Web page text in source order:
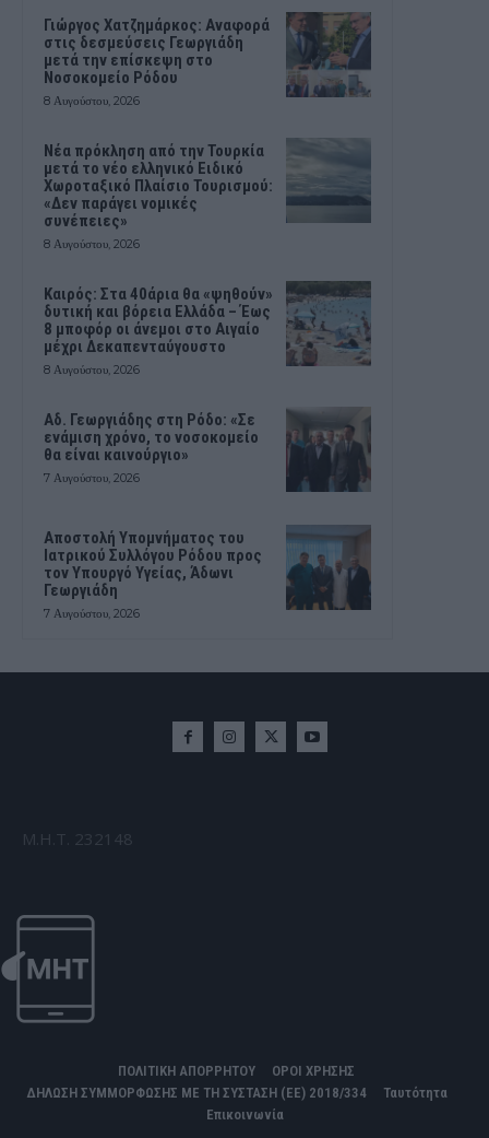
Γιώργος Χατζημάρκος: Αναφορά
στις δεσμεύσεις Γεωργιάδη
μετά την επίσκεψη στο
Νοσοκομείο Ρόδου
8 Αυγούστου, 2026
Νέα πρόκληση από την Τουρκία
μετά το νέο ελληνικό Ειδικό
Χωροταξικό Πλαίσιο Τουρισμού:
«Δεν παράγει νομικές
συνέπειες»
8 Αυγούστου, 2026
Καιρός: Στα 40άρια θα «ψηθούν»
δυτική και βόρεια Ελλάδα – Έως
8 μποφόρ οι άνεμοι στο Αιγαίο
μέχρι Δεκαπενταύγουστο
8 Αυγούστου, 2026
Αδ. Γεωργιάδης στη Ρόδο: «Σε
ενάμιση χρόνο, το νοσοκομείο
θα είναι καινούργιο»
7 Αυγούστου, 2026
Αποστολή Υπομνήματος του
Ιατρικού Συλλόγου Ρόδου προς
τον Υπουργό Υγείας, Άδωνι
Γεωργιάδη
7 Αυγούστου, 2026
Μ.Η.Τ. 232148
ΠΟΛΙΤΙΚΗ ΑΠΟΡΡΗΤΟΥ
ΟΡΟΙ ΧΡΗΣΗΣ
ΔΗΛΩΣΗ ΣΥΜΜΟΡΦΩΣΗΣ ΜΕ ΤΗ ΣΥΣΤΑΣΗ (ΕΕ) 2018/334
Ταυτότητα
Επικοινωνία